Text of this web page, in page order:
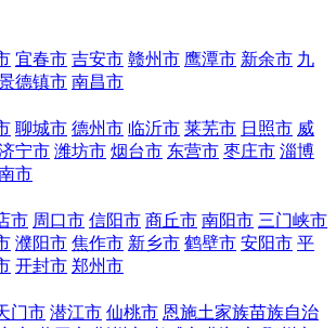
宜春市 吉安市 赣州市 鹰潭市 新余市 九
德镇市 南昌市
聊城市 德州市 临沂市 莱芜市 日照市 威
宁市 潍坊市 烟台市 东营市 枣庄市 淄博
市
市 周口市 信阳市 商丘市 南阳市 三门峡市
濮阳市 焦作市 新乡市 鹤壁市 安阳市 平
开封市 郑州市
门市 潜江市 仙桃市 恩施土家族苗族自治